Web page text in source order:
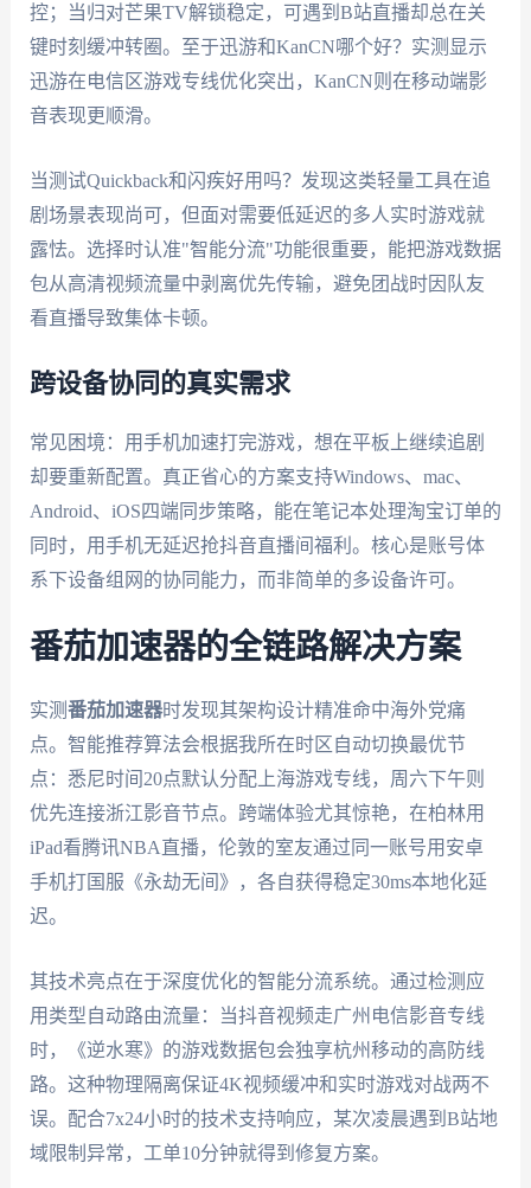
控；当归对芒果TV解锁稳定，可遇到B站直播却总在关
键时刻缓冲转圈。至于迅游和KanCN哪个好？实测显示
迅游在电信区游戏专线优化突出，KanCN则在移动端影
音表现更顺滑。
当测试Quickback和闪疾好用吗？发现这类轻量工具在追
剧场景表现尚可，但面对需要低延迟的多人实时游戏就
露怯。选择时认准"智能分流"功能很重要，能把游戏数据
包从高清视频流量中剥离优先传输，避免团战时因队友
看直播导致集体卡顿。
跨设备协同的真实需求
常见困境：用手机加速打完游戏，想在平板上继续追剧
却要重新配置。真正省心的方案支持Windows、mac、
Android、iOS四端同步策略，能在笔记本处理淘宝订单的
同时，用手机无延迟抢抖音直播间福利。核心是账号体
系下设备组网的协同能力，而非简单的多设备许可。
番茄加速器的全链路解决方案
实测番茄加速器时发现其架构设计精准命中海外党痛
点。智能推荐算法会根据我所在时区自动切换最优节
点：悉尼时间20点默认分配上海游戏专线，周六下午则
优先连接浙江影音节点。跨端体验尤其惊艳，在柏林用
iPad看腾讯NBA直播，伦敦的室友通过同一账号用安卓
手机打国服《永劫无间》，各自获得稳定30ms本地化延
迟。
其技术亮点在于深度优化的智能分流系统。通过检测应
用类型自动路由流量：当抖音视频走广州电信影音专线
时，《逆水寒》的游戏数据包会独享杭州移动的高防线
路。这种物理隔离保证4K视频缓冲和实时游戏对战两不
误。配合7x24小时的技术支持响应，某次凌晨遇到B站地
域限制异常，工单10分钟就得到修复方案。